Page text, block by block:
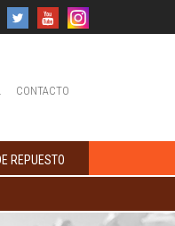
CONTACTO
REPUESTO